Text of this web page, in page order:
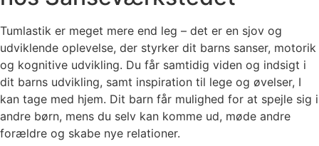
Tumlastik er meget mere end leg – det er en sjov og
udviklende oplevelse, der styrker dit barns sanser, motorik
og kognitive udvikling. Du får samtidig viden og indsigt i
dit barns udvikling, samt inspiration til lege og øvelser, I
kan tage med hjem. Dit barn får mulighed for at spejle sig i
andre børn, mens du selv kan komme ud, møde andre
forældre og skabe nye relationer.